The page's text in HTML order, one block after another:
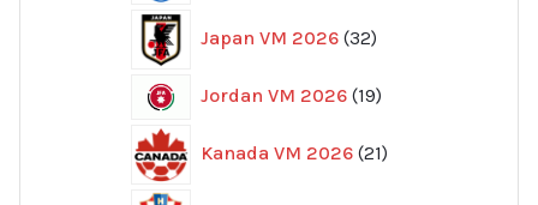
Japan VM 2026 32
produkter
Jordan VM 2026 1919
Kanada VM 2026 21
produkter